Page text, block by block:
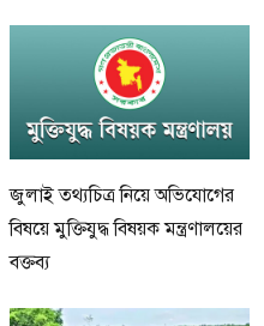
জুলাই তথ্যচিত্র নিয়ে অভিযোগের
বিষয়ে মুক্তিযুদ্ধ বিষয়ক মন্ত্রণালয়ের
বক্তব্য